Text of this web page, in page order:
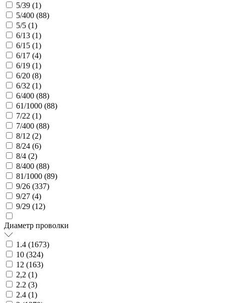
5/39 (1)
5/400 (88)
5/5 (1)
6/13 (1)
6/15 (1)
6/17 (4)
6/19 (1)
6/20 (8)
6/32 (1)
6/400 (88)
61/1000 (88)
7/22 (1)
7/400 (88)
8/12 (2)
8/24 (6)
8/4 (2)
8/400 (88)
81/1000 (89)
9/26 (337)
9/27 (4)
9/29 (12)
Диаметр проволки
1.4 (1673)
10 (324)
12 (163)
2,2 (1)
2.2 (3)
2.4 (1)